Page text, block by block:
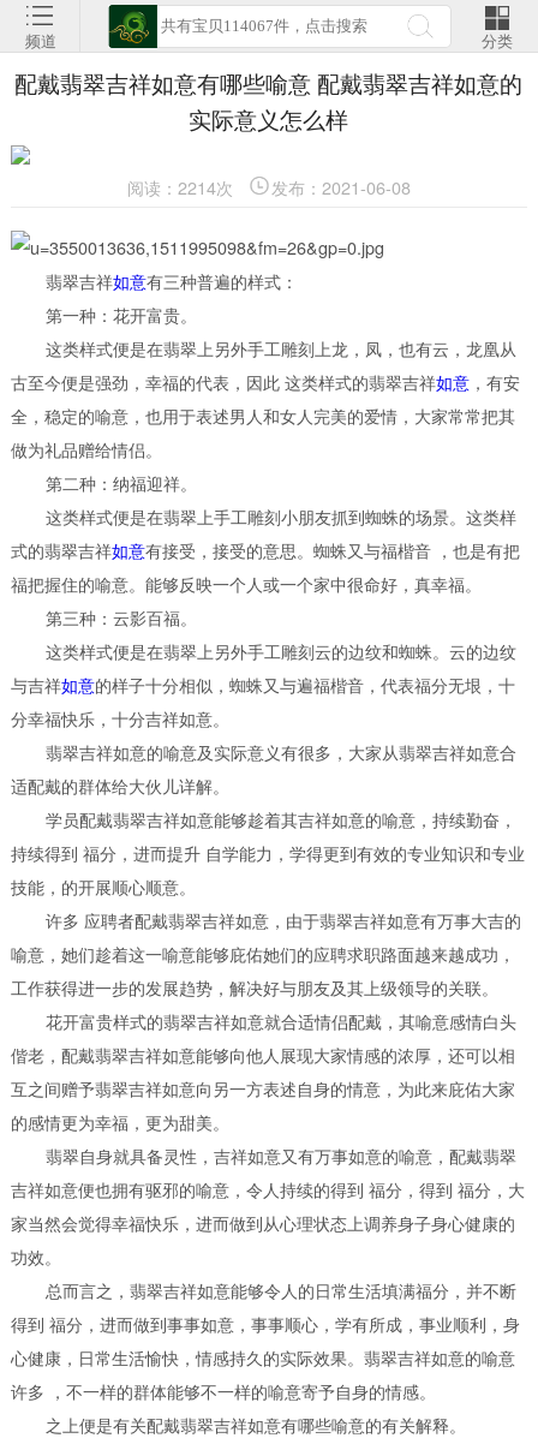
频道 分类
配戴翡翠吉祥如意有哪些喻意 配戴翡翠吉祥如意的
实际意义怎么样
阅读：2214次 发布：2021-06-08
翡翠吉祥如意有三种普遍的样式：
第一种：花开富贵。
这类样式便是在翡翠上另外手工雕刻上龙，凤，也有云，龙凰从
古至今便是强劲，幸福的代表，因此 这类样式的翡翠吉祥如意，有安
全，稳定的喻意，也用于表述男人和女人完美的爱情，大家常常把其
做为礼品赠给情侣。
第二种：纳福迎祥。
这类样式便是在翡翠上手工雕刻小朋友抓到蜘蛛的场景。这类样
式的翡翠吉祥如意有接受，接受的意思。蜘蛛又与福楷音 ，也是有把
福把握住的喻意。能够反映一个人或一个家中很命好，真幸福。
第三种：云影百福。
这类样式便是在翡翠上另外手工雕刻云的边纹和蜘蛛。云的边纹
与吉祥如意的样子十分相似，蜘蛛又与遍福楷音，代表福分无垠，十
分幸福快乐，十分吉祥如意。
翡翠吉祥如意的喻意及实际意义有很多，大家从翡翠吉祥如意合
适配戴的群体给大伙儿详解。
学员配戴翡翠吉祥如意能够趁着其吉祥如意的喻意，持续勤奋，
持续得到 福分，进而提升 自学能力，学得更到有效的专业知识和专业
技能，的开展顺心顺意。
许多 应聘者配戴翡翠吉祥如意，由于翡翠吉祥如意有万事大吉的
喻意，她们趁着这一喻意能够庇佑她们的应聘求职路面越来越成功，
工作获得进一步的发展趋势，解决好与朋友及其上级领导的关联。
花开富贵样式的翡翠吉祥如意就合适情侣配戴，其喻意感情白头
偕老，配戴翡翠吉祥如意能够向他人展现大家情感的浓厚，还可以相
互之间赠予翡翠吉祥如意向另一方表述自身的情意，为此来庇佑大家
的感情更为幸福，更为甜美。
翡翠自身就具备灵性，吉祥如意又有万事如意的喻意，配戴翡翠
吉祥如意便也拥有驱邪的喻意，令人持续的得到 福分，得到 福分，大
家当然会觉得幸福快乐，进而做到从心理状态上调养身子身心健康的
功效。
总而言之，翡翠吉祥如意能够令人的日常生活填满福分，并不断
得到 福分，进而做到事事如意，事事顺心，学有所成，事业顺利，身
心健康，日常生活愉快，情感持久的实际效果。翡翠吉祥如意的喻意
许多 ，不一样的群体能够不一样的喻意寄予自身的情感。
之上便是有关配戴翡翠吉祥如意有哪些喻意的有关解释。